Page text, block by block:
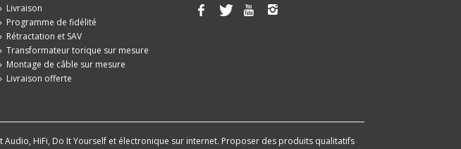
Livraison
Programme de fidélité
Rétractation et SAV
Transformateur torique sur mesure
Montage de câble sur mesure
Livraison offerte
HiFi, Do It Yourself et électronique sur internet. Proposer des produits qualitatifs